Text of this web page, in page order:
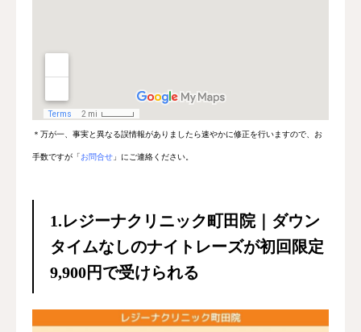
＊万が一、事実と異なる誤情報がありましたら速やかに修正を行いますので、お
手数ですが「お問合せ 」にご連絡ください。
1.レジーナクリニック町田院｜ダウン
タイムなしのナイトレーズが初回限定
9,900円で受けられる

電話 問診
